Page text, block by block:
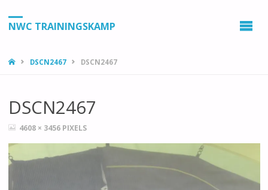
NWC TRAININGSKAMP
HOMEDSCN2467 DSCN2467
DSCN2467
VOLLEDIGE
4608 × 3456 PIXELS